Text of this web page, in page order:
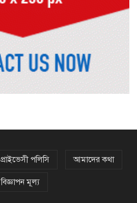
ফলাফল পুনঃনিরীক্ষণ নিয়ে যা বললেন
মাদ্রাসা বোর্ডে পাসের হার ৫৫.৪৯ শতাংশ,
হাইকমিশনার দীনেশ ত্রিবেদী
প্রাইভেসী পলিসি আমাদের কথা
বিজ্ঞাপন মূল্য